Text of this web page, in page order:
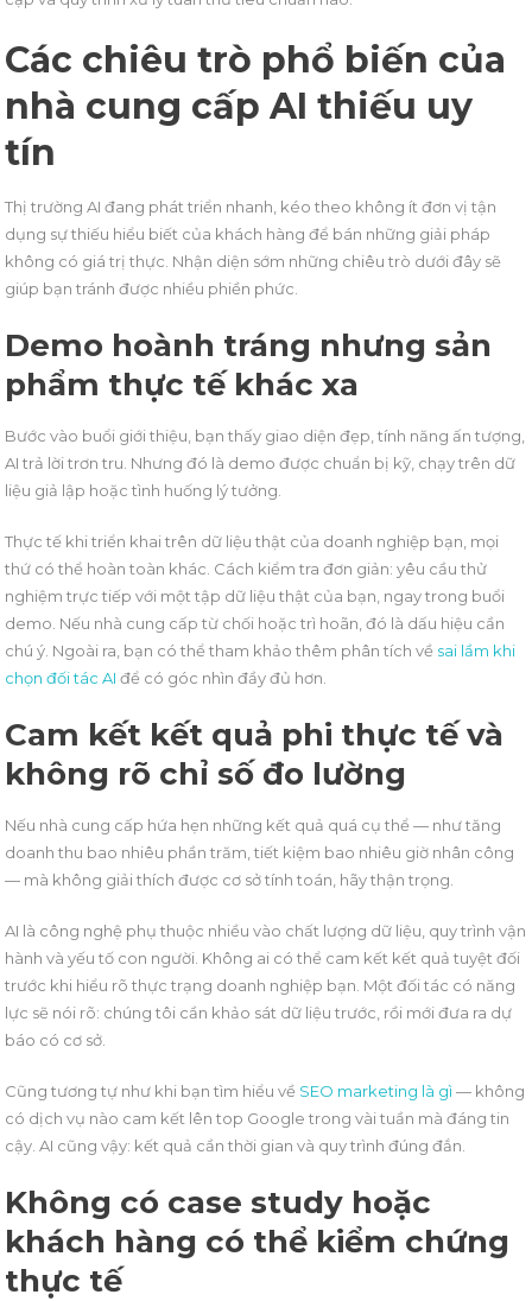
Các chiêu trò phổ biến của
nhà cung cấp AI thiếu uy
tín
Thị trường AI đang phát triển nhanh, kéo theo không ít đơn vị tận
dụng sự thiếu hiểu biết của khách hàng để bán những giải pháp
không có giá trị thực. Nhận diện sớm những chiêu trò dưới đây sẽ
giúp bạn tránh được nhiều phiền phức.
Demo hoành tráng nhưng sản
phẩm thực tế khác xa
Bước vào buổi giới thiệu, bạn thấy giao diện đẹp, tính năng ấn tượng,
AI trả lời trơn tru. Nhưng đó là demo được chuẩn bị kỹ, chạy trên dữ
liệu giả lập hoặc tình huống lý tưởng.
Thực tế khi triển khai trên dữ liệu thật của doanh nghiệp bạn, mọi
thứ có thể hoàn toàn khác. Cách kiểm tra đơn giản: yêu cầu thử
nghiệm trực tiếp với một tập dữ liệu thật của bạn, ngay trong buổi
demo. Nếu nhà cung cấp từ chối hoặc trì hoãn, đó là dấu hiệu cần
chú ý. Ngoài ra, bạn có thể tham khảo thêm phân tích về sai lầm khi
chọn đối tác AI để có góc nhìn đầy đủ hơn.
Cam kết kết quả phi thực tế và
không rõ chỉ số đo lường
Nếu nhà cung cấp hứa hẹn những kết quả quá cụ thể — như tăng
doanh thu bao nhiêu phần trăm, tiết kiệm bao nhiêu giờ nhân công
— mà không giải thích được cơ sở tính toán, hãy thận trọng.
AI là công nghệ phụ thuộc nhiều vào chất lượng dữ liệu, quy trình vận
hành và yếu tố con người. Không ai có thể cam kết kết quả tuyệt đối
trước khi hiểu rõ thực trạng doanh nghiệp bạn. Một đối tác có năng
lực sẽ nói rõ: chúng tôi cần khảo sát dữ liệu trước, rồi mới đưa ra dự
báo có cơ sở.
Cũng tương tự như khi bạn tìm hiểu về SEO marketing là gì — không
có dịch vụ nào cam kết lên top Google trong vài tuần mà đáng tin
cậy. AI cũng vậy: kết quả cần thời gian và quy trình đúng đắn.
Không có case study hoặc
khách hàng có thể kiểm chứng
thực tế